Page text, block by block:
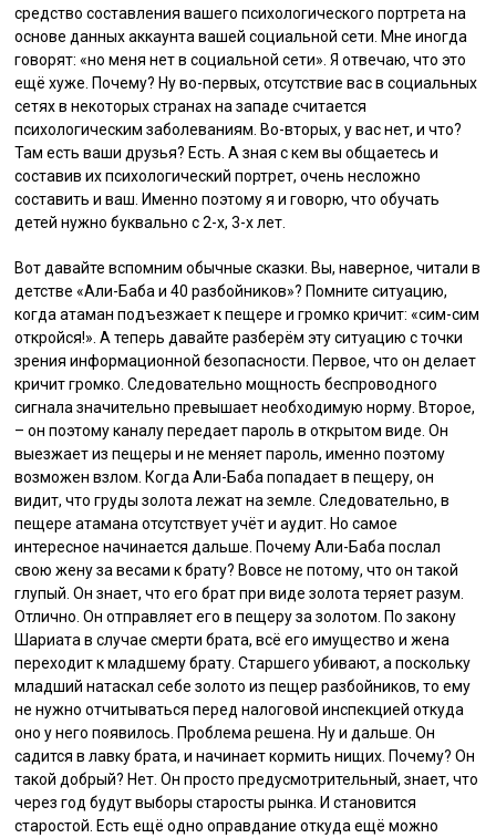
средство составления вашего психологического портрета на
основе данных аккаунта вашей социальной сети. Мне иногда
говорят: «но меня нет в социальной сети». Я отвечаю, что это
ещё хуже. Почему? Ну во-первых, отсутствие вас в социальных
сетях в некоторых странах на западе считается
психологическим заболеваниям. Во-вторых, у вас нет, и что?
Там есть ваши друзья? Есть. А зная с кем вы общаетесь и
составив их психологический портрет, очень несложно
составить и ваш. Именно поэтому я и говорю, что обучать
детей нужно буквально с 2-х, 3-х лет.
Вот давайте вспомним обычные сказки. Вы, наверное, читали в
детстве «Али-Баба и 40 разбойников»? Помните ситуацию,
когда атаман подъезжает к пещере и громко кричит: «сим-сим
откройся!». А теперь давайте разберём эту ситуацию с точки
зрения информационной безопасности. Первое, что он делает
кричит громко. Следовательно мощность беспроводного
сигнала значительно превышает необходимую норму. Второе,
– он поэтому каналу передает пароль в открытом виде. Он
выезжает из пещеры и не меняет пароль, именно поэтому
возможен взлом. Когда Али-Баба попадает в пещеру, он
видит, что груды золота лежат на земле. Следовательно, в
пещере атамана отсутствует учёт и аудит. Но самое
интересное начинается дальше. Почему Али-Баба послал
свою жену за весами к брату? Вовсе не потому, что он такой
глупый. Он знает, что его брат при виде золота теряет разум.
Отлично. Он отправляет его в пещеру за золотом. По закону
Шариата в случае смерти брата, всё его имущество и жена
переходит к младшему брату. Старшего убивают, а поскольку
младший натаскал себе золото из пещер разбойников, то ему
не нужно отчитываться перед налоговой инспекцией откуда
оно у него появилось. Проблема решена. Ну и дальше. Он
садится в лавку брата, и начинает кормить нищих. Почему? Он
такой добрый? Нет. Он просто предусмотрительный, знает, что
через год будут выборы старосты рынка. И становится
старостой. Есть ещё одно оправдание откуда ещё можно